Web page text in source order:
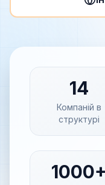
14
Компаній в
структурі
1000+